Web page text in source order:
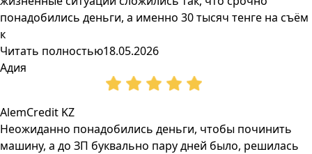
понадобились деньги, а именно 30 тысяч тенге на съём
к
Читать полностью18.05.2026
Адия
AlemCredit KZ
Неожиданно понадобились деньги, чтобы починить
машину, а до ЗП буквально пару дней было, решилась